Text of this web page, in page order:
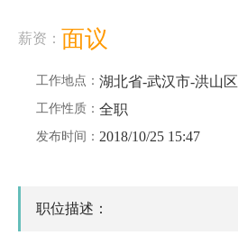
薪资： 面议
工作地点： 湖北省-武汉市-洪山区
工作性质： 全职
发布时间： 2018/10/25 15:47
职位描述：